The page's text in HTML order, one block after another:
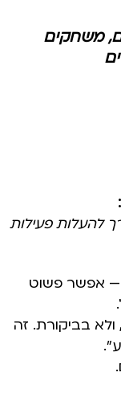
משחקים
להעלות פעילות
— אפשר פשוט
בביקורת. זה